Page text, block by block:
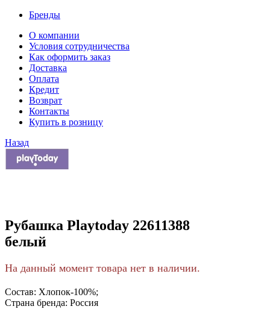
Бренды
О компании
Условия сотрудничества
Как оформить заказ
Доставка
Оплата
Кредит
Возврат
Контакты
Купить в розницу
Назад
Рубашка Playtoday 22611388
белый
На данный момент товара нет в наличии.
Состав: Хлопок-100%;
Страна бренда: Россия